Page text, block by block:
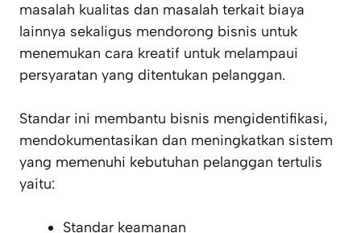
masalah kualitas dan masalah terkait biaya
lainnya sekaligus mendorong bisnis untuk
menemukan cara kreatif untuk melampaui
persyaratan yang ditentukan pelanggan.
Standar ini membantu bisnis mengidentifikasi,
mendokumentasikan dan meningkatkan sistem
yang memenuhi kebutuhan pelanggan tertulis
yaitu:
Standar keamanan